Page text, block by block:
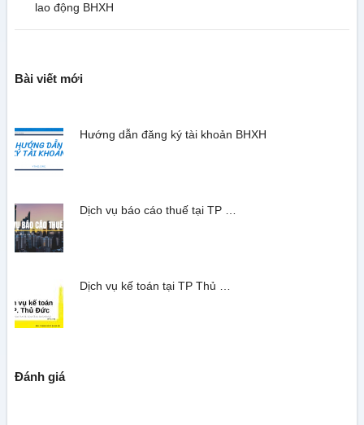
lao động BHXH
Bài viết mới
Hướng dẫn đăng ký tài khoản BHXH
Dịch vụ báo cáo thuế tại TP …
Dịch vụ kế toán tại TP Thủ …
Đánh giá